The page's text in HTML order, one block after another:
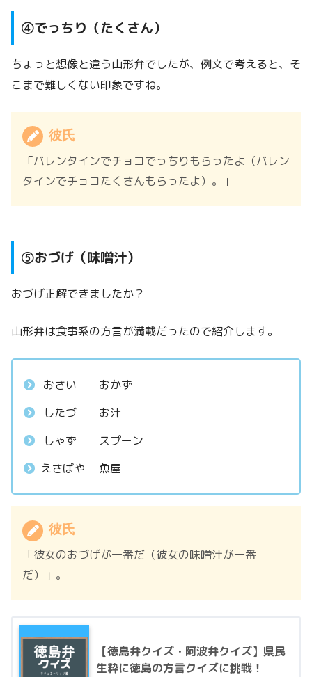
④でっちり（たくさん）
ちょっと想像と違う山形弁でしたが、例文で考えると、そ
こまで難しくない印象ですね。
彼氏
「バレンタインでチョコでっちりもらったよ（バレン
タインでチョコたくさんもらったよ）。」
⑤おづげ（味噌汁）
おづげ正解できましたか？
山形弁は食事系の方言が満載だったので紹介します。
おさい おかず
したづ お汁
しゃず スプーン
えさばや 魚屋
彼氏
「彼女のおづげが一番だ（彼女の味噌汁が一番
だ）」。
【徳島弁クイズ・阿波弁クイズ】県民
生粋に徳島の方言クイズに挑戦！